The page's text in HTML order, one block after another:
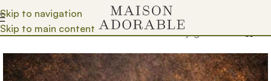
Skip to navigation
Skip to main content
Почетна/Prodavnica/Pokloni/Pokloni za njega